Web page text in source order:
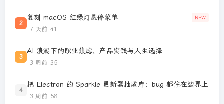
2
复刻 macOS 红绿灯悬停菜单 NEW
7 天前 41
3
AI 浪潮下的职业焦虑、产品实践与人生选择
3 周前 35
4
把 Electron 的 Sparkle 更新器抽成库：bug 都住在边界上
3 周前 58